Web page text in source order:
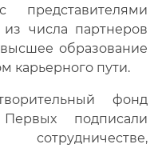
представителями
числа партнеров
образование
карьерного пути.
фонд
подписали